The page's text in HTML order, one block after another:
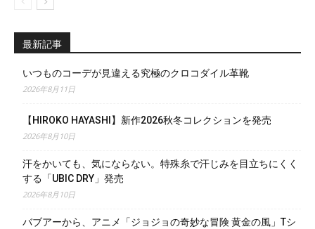
最新記事
いつものコーデが見違える究極のクロコダイル革靴
2026年8月11日
【HIROKO HAYASHI】新作2026秋冬コレクションを発売
2026年8月10日
汗をかいても、気にならない。特殊糸で汗じみを目立ちにくく
する「UBIC DRY」発売
2026年8月10日
バブアーから、アニメ「ジョジョの奇妙な冒険 黄金の風」Tシ